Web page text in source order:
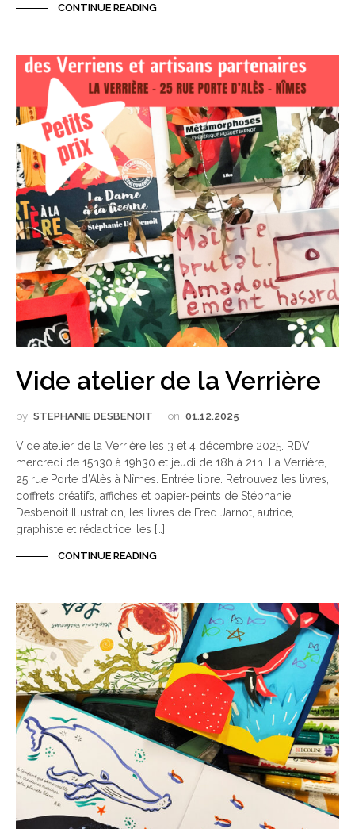
CONTINUE READING
Vide atelier de la Verrière
by STEPHANIE DESBENOIT on 01.12.2025
Vide atelier de la Verrière les 3 et 4 décembre 2025. RDV
mercredi de 15h30 à 19h30 et jeudi de 18h à 21h. La Verrière,
25 rue Porte d’Alès à Nîmes. Entrée libre. Retrouvez les livres,
coffrets créatifs, affiches et papier-peints de Stéphanie
Desbenoit Illustration, les livres de Fred Jarnot, autrice,
graphiste et rédactrice, les […]
CONTINUE READING